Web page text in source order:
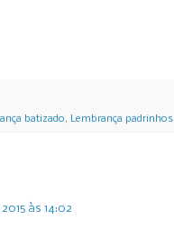
batizado, Lembrança padrinhos
às 14:02